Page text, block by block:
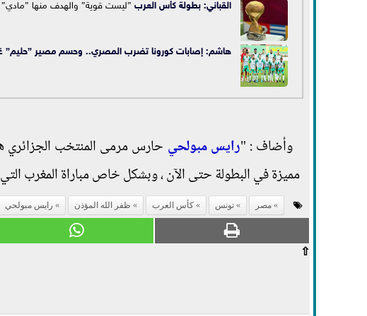
القباني: بطولةكأس العرب ”ليست قوية” والهدف منها ”مادي”
هاشم: إصابات كورونا تضرب المصري.. وحسم مصير ”حليم”
وأضاف : "رايس مبولحي حارس مرمى المنتخب الجزائري
مميزة في البطولة حتى الآن ، وبشكل خاص مباراة المغرب
مصر تونس كأس العرب ظفر الله المؤذن رايس مبولحي
⇧